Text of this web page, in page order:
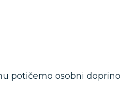
potičemo osobni